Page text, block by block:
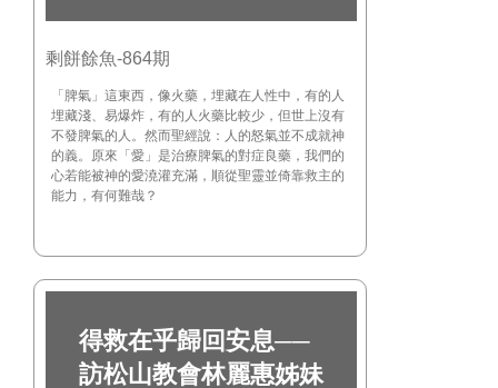
剩餅餘魚-864期
「脾氣」這東西，像火藥，埋藏在人性中，有的人
埋藏淺、易爆炸，有的人火藥比較少，但世上沒有
不發脾氣的人。然而聖經說：人的怒氣並不成就神
的義。原來「愛」是治療脾氣的對症良藥，我們的
心若能被神的愛澆灌充滿，順從聖靈並倚靠救主的
能力，有何難哉？
得救在乎歸回安息──
訪松山教會林麗惠姊妹